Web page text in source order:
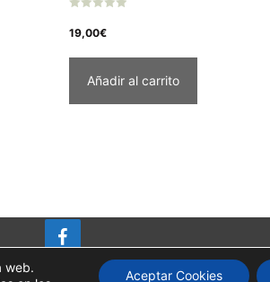
o
u
o
19,00€
Añadir al carrito
web.
Aceptar Cookies